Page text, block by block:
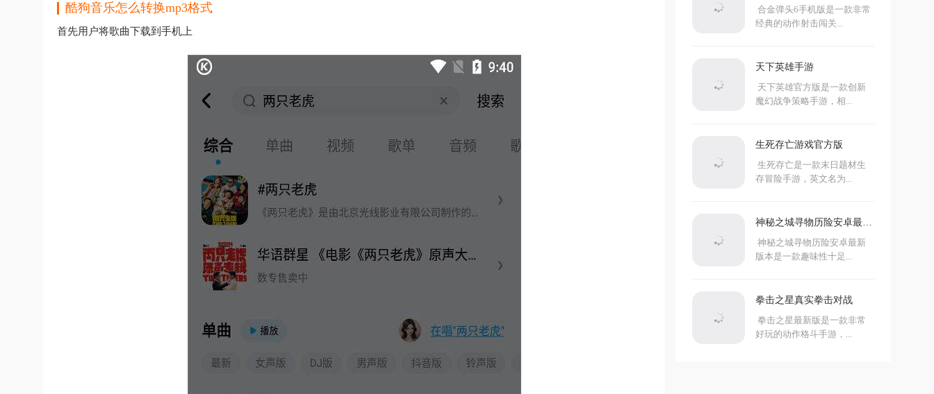
酷狗音乐怎么转换mp3格式
首先用户将歌曲下载到手机上
合金弹头6手机版是一款非常
经典的动作射击闯关...
天下英雄手游
天下英雄官方版是一款创新
魔幻战争策略手游，相...
生死存亡游戏官方版
生死存亡是一款末日题材生
存冒险手游，英文名为...
神秘之城寻物历险安卓最新
神秘之城寻物历险安卓最新
版本是一款趣味性十足...
拳击之星真实拳击对战
拳击之星最新版是一款非常
好玩的动作格斗手游，...